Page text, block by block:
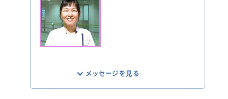
治療を継続し回復できる」
この目標を当院の看護師が実現できるよう
活動しています。また、Rapid Response
Teamに所属し、院内の患者さまの急変を
未然に回避できるよう、身体観察を行い、関
ント能力向上に向けた教育に努めていま
メッセージを見る